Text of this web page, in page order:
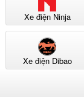
Xe điện Ninja
Xe điện Dibao